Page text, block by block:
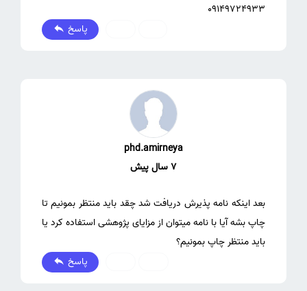
09149724933
پاسخ
phd.amirneya
7 سال پیش
بعد اینکه نامه پذیرش دریافت شد چقد باید منتظر بمونیم تا
چاپ بشه آیا با نامه میتوان از مزایای پژوهشی استفاده کرد یا
باید منتظر چاپ بمونیم؟
پاسخ